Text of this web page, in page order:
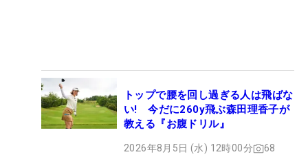
トップで腰を回し過ぎる人は飛ばな
い! 今だに260y飛ぶ森田理香子が
教える『お腹ドリル』
2026年8月5日 (水) 12時00分 68